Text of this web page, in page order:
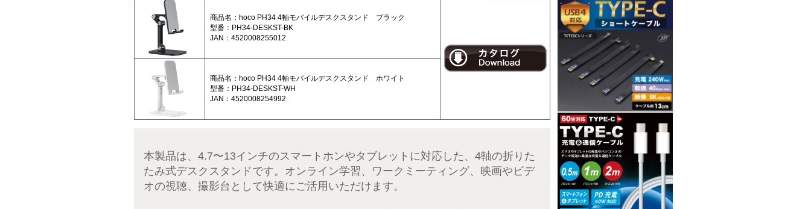
商品名：hoco PH34 4軸モバイルデスクスタンド ブラック
型番：PH34-DESKST-BK
JAN：4520008255012
商品名：hoco PH34 4軸モバイルデスクスタンド ホワイト
型番：PH34-DESKST-WH
JAN：4520008254992
本製品は、4.7〜13インチのスマートホンやタブレットに対応した、4軸の折りた
たみ式デスクスタンドです。オンライン学習、ワークミーティング、映画やビデ
オの視聴、撮影台として快適にご活用いただけます。